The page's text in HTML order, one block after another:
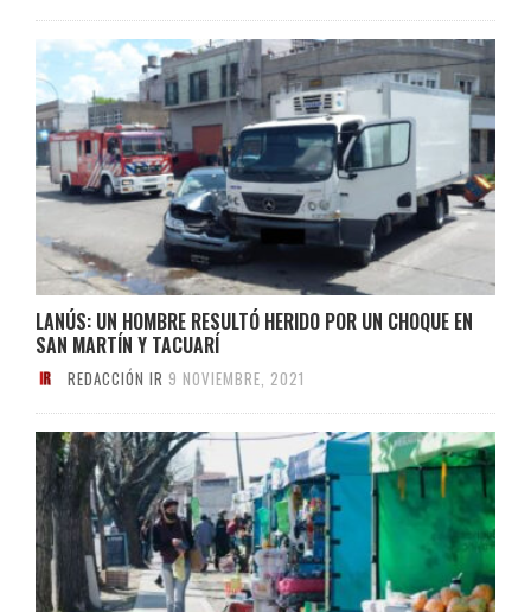
LANÚS: UN HOMBRE RESULTÓ HERIDO POR UN CHOQUE EN
SAN MARTÍN Y TACUARÍ
REDACCIÓN IR 9 NOVIEMBRE, 2021